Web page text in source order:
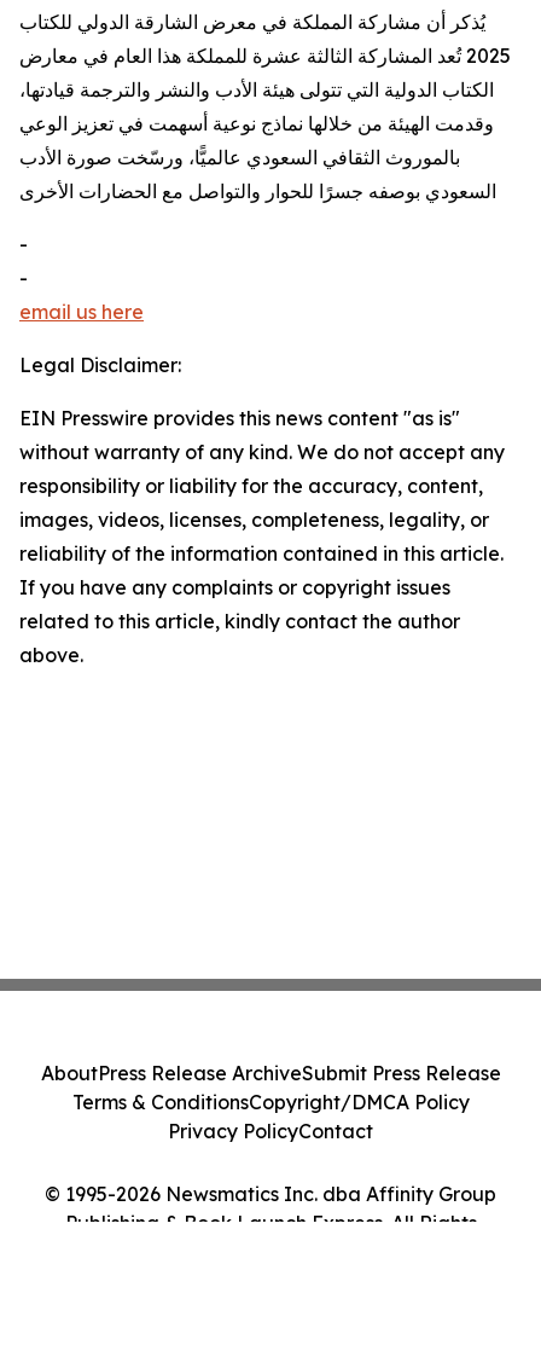
يُذكر أن مشاركة المملكة في معرض الشارقة الدولي للكتاب
2025 تُعد المشاركة الثالثة عشرة للمملكة هذا العام في معارض
الكتاب الدولية التي تتولى هيئة الأدب والنشر والترجمة قيادتها،
وقدمت الهيئة من خلالها نماذج نوعية أسهمت في تعزيز الوعي
بالموروث الثقافي السعودي عالميًّا، ورسّخت صورة الأدب
السعودي بوصفه جسرًا للحوار والتواصل مع الحضارات الأخرى
-
-
email us here
Legal Disclaimer:
EIN Presswire provides this news content "as is"
without warranty of any kind. We do not accept any
responsibility or liability for the accuracy, content,
images, videos, licenses, completeness, legality, or
reliability of the information contained in this article.
If you have any complaints or copyright issues
related to this article, kindly contact the author
above.
© 1995-2026 Newsmatics Inc. dba Affinity Group
Publishing & Book Launch Express. All Rights
AboutPress Release ArchiveSubmit Press Release
Terms & ConditionsCopyright/DMCA Policy
Privacy PolicyContact